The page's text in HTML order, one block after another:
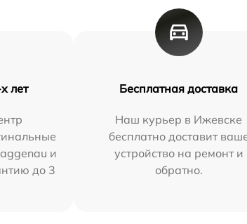
лет
и
до 3
Бесплатная доставка
Наш курьер в Ижевске
бесплатно доставит
устройство на ремонт и
обратно.